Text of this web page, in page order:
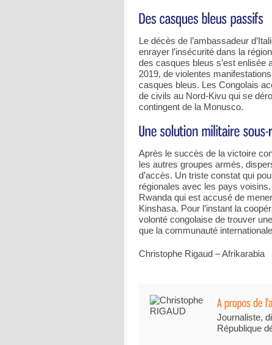
Le décès de l’ambassadeur
enrayer l’insécurité dans la
des casques bleus s’est enlisée
2019, de violentes
casques bleus. Les Congolais
de civils au Nord-Kivu qui se
contingent de la Monusco.
Après le succès de la victoire
les autres groupes armés,
d’accès. Un triste constat qui
régionales avec les pays
Rwanda qui est accusé de
Kinshasa. Pour l’instant la
volonté congolaise de trouver
que la communauté
Christophe Rigaud – Afrikarabia
Journaliste,
République